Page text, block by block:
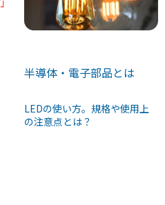
半導体・電子部品とは
LEDの使い方。規格や使用上
の注意点とは？